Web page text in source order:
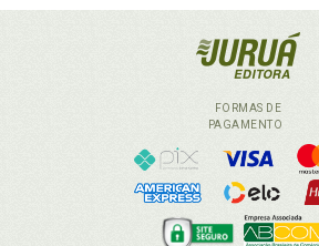
FORMAS DE
PAGAMENTO